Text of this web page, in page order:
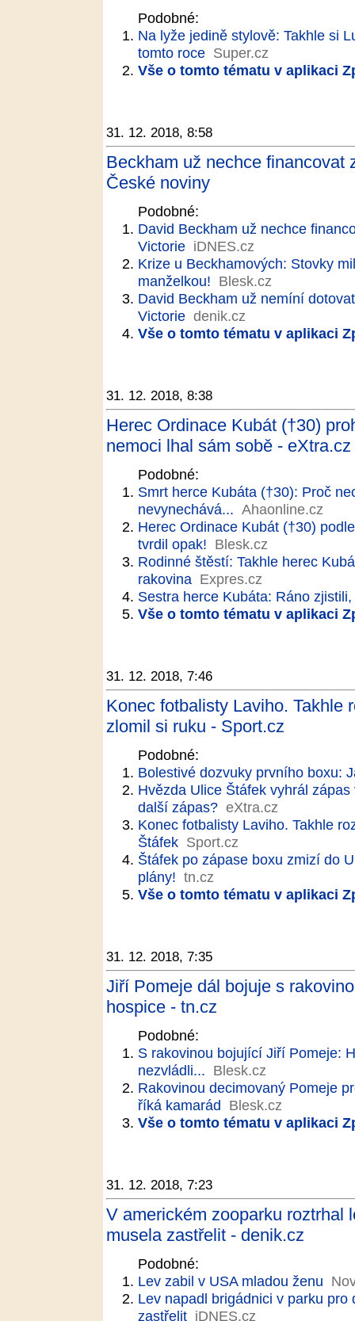
Podobné:
Na lyže jedině stylově: Takhle si
tomto roce Super.cz
Vše o tomto tématu v aplikaci
31. 12. 2018, 8:58
Beckham už nechce financovat
České noviny
Podobné:
David Beckham už nechce
Victorie iDNES.cz
Krize u Beckhamových: Stovky
manželkou! Blesk.cz
David Beckham už nemíní
Victorie denik.cz
Vše o tomto tématu v aplikaci
31. 12. 2018, 8:38
Herec Ordinace Kubát (†30)
nemoci lhal sám sobě - eXtra.cz
Podobné:
Smrt herce Kubáta (†30): Proč
nevynechává... Ahaonline.cz
Herec Ordinace Kubát (†30)
tvrdil opak! Blesk.cz
Rodinné štěstí: Takhle herec
rakovina Expres.cz
Sestra herce Kubáta: Ráno
Vše o tomto tématu v aplikaci
31. 12. 2018, 7:46
Konec fotbalisty Laviho. Takhle
zlomil si ruku - Sport.cz
Podobné:
Bolestivé dozvuky prvního boxu:
Hvězda Ulice Štáfek vyhrál
další zápas? eXtra.cz
Konec fotbalisty Laviho. Takhle
Štáfek Sport.cz
Štáfek po zápase boxu zmizí do
plány! tn.cz
Vše o tomto tématu v aplikaci
31. 12. 2018, 7:35
Jiří Pomeje dál bojuje s
hospice - tn.cz
Podobné:
S rakovinou bojující Jiří Pomeje:
nezvládli... Blesk.cz
Rakovinou decimovaný Pomeje
říká kamarád Blesk.cz
Vše o tomto tématu v aplikaci
31. 12. 2018, 7:23
V americkém zooparku roztrhal
musela zastřelit - denik.cz
Podobné:
Lev zabil v USA mladou ženu
Lev napadl brigádnici v parku
zastřelit iDNES.cz